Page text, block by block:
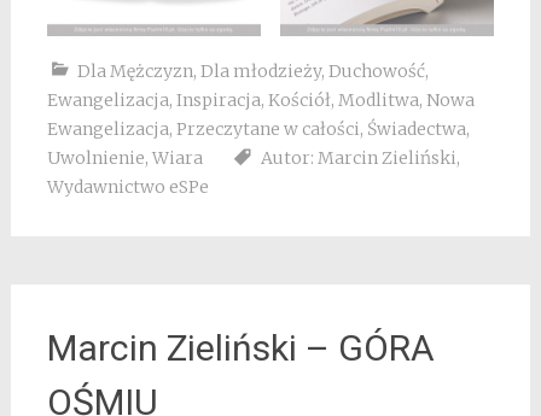
Dla Mężczyzn, Dla młodzieży, Duchowość,
Ewangelizacja, Inspiracja, Kościół, Modlitwa, Nowa
Ewangelizacja, Przeczytane w całości, Świadectwa,
Uwolnienie, Wiara Autor: Marcin Zieliński,
Wydawnictwo eSPe
Marcin Zieliński – GÓRA
OŚMIU